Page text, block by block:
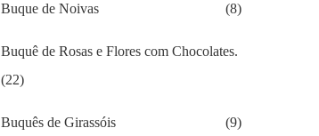
Buque de Noivas (8)
Buquê de Rosas e Flores com Chocolates.
(22)
Buquês de Girassóis (9)